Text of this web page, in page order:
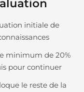
initiale de
minimum de 20%
pour continuer
le reste de la